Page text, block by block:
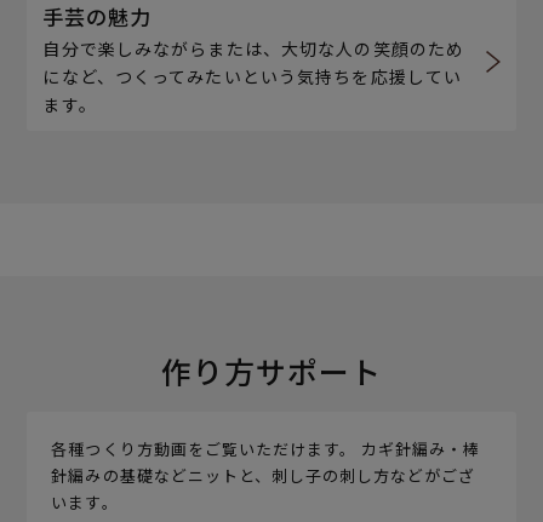
手芸の魅力
自分で楽しみながらまたは、大切な人の笑顔のため
になど、つくってみたいという気持ちを応援してい
ます。
作り方サポート
各種つくり方動画をご覧いただけます。 カギ針編み・棒
針編みの基礎などニットと、刺し子の刺し方などがござ
います。